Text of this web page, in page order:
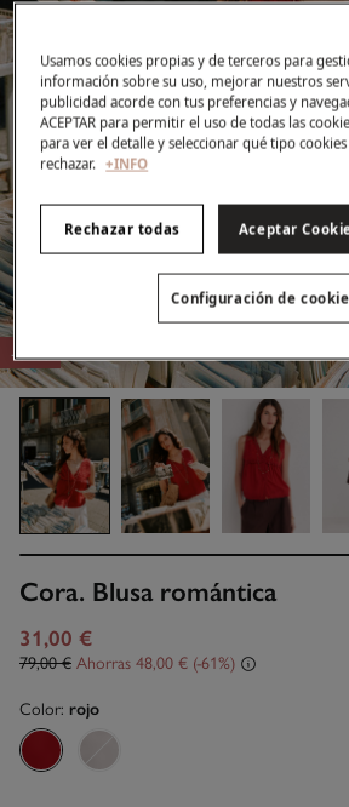
-61%
Cora. Blusa romántica
31,00 €
79,00 € Ahorras 48,00 € 61
Color: rojo
Usamos cookies propias y de terceros para
información sobre su uso, mejorar nuestros
publicidad acorde con tus preferencias y
ACEPTAR para permitir el uso de todas las
para ver el detalle y seleccionar qué tipo
rechazar. +INFO
Rechazar todas Aceptar
Configuración de